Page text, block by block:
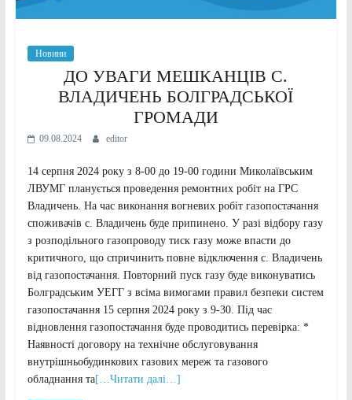
Новини
ДО УВАГИ МЕШКАНЦІВ С.
ВЛАДИЧЕНЬ БОЛГРАДСЬКОЇ
ГРОМАДИ
09.08.2024 editor
14 серпня 2024 року з 8-00 до 19-00 години Миколаївським
ЛВУМГ планується проведення ремонтних робіт на ГРС
Владичень. На час виконання вогневих робіт газопостачання
споживачів с. Владичень буде припинено. У разі відбору газу
з розподільного газопроводу тиск газу може впасти до
критичного, що спричинить повне відключення с. Владичень
від газопостачання. Повторний пуск газу буде виконуватись
Болградським УЕГГ з всіма вимогами правил безпеки систем
газопостачання 15 серпня 2024 року з 9-30. Під час
відновлення газопостачання буде проводитись перевірка: *
Наявності договору на технічне обслуговування
внутрішньобудинкових газових мереж та газового
обладнання та[…Читати далі…]